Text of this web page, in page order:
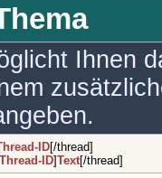
Ihnen
ID[/thread]
Thread-ID]Text[/thread]